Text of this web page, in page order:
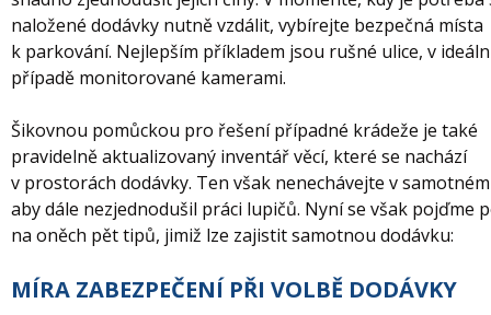
naložené dodávky nutně vzdálit, vybírejte bezpečná místa
k parkování. Nejlepším příkladem jsou rušné ulice, v
případě monitorované kamerami.
Šikovnou pomůckou pro řešení případné krádeže je také
pravidelně aktualizovaný inventář věcí, které se nachází
v prostorách dodávky. Ten však nenechávejte v
aby dále nezjednodušil práci lupičů. Nyní se však pojďme
na oněch pět tipů, jimiž lze zajistit samotnou dodávku:
MÍRA ZABEZPEČENÍ PŘI VOLBĚ DODÁVKY